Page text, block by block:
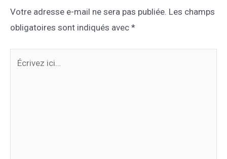
Votre adresse e-mail ne sera pas publiée. Les champs
obligatoires sont indiqués avec *